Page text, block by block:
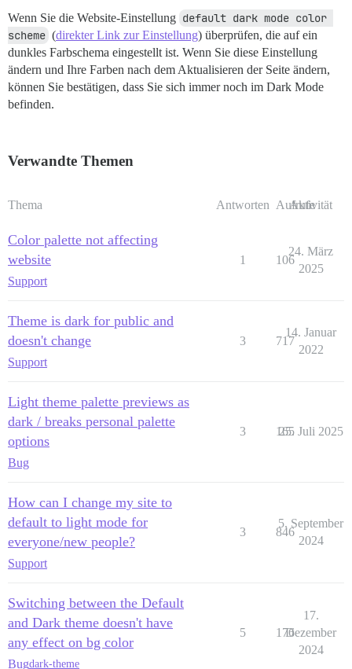
Wenn Sie die Website-Einstellung default dark mode color
scheme (direkter Link zur Einstellung) überprüfen, die auf ein
dunkles Farbschema eingestellt ist. Wenn Sie diese Einstellung
ändern und Ihre Farben nach dem Aktualisieren der Seite ändern,
können Sie bestätigen, dass Sie sich immer noch im Dark Mode
befinden.
Verwandte Themen
Thema Antworten Aufrufe
Aktivität
Color palette not affecting
website
Support
1 106
24. März
2025
Theme is dark for public and
doesn't change
Support
3 717
14. Januar
2022
Light theme palette previews as
dark / breaks personal palette
options
Bug
3 165
25. Juli 2025
How can I change my site to
default to light mode for
everyone/new people?
Support
3 846
5. September
2024
Switching between the Default
and Dark theme doesn't have
any effect on bg color
Bugdark-theme
5 176
17.
Dezember
2024